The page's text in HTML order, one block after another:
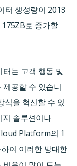
터 생성량이 2018
로 증가할
는 고객 행동 및
공할 수 있습니
식을 혁신할 수 있
지 솔루션이나
Platform의 1
여 이러한 방대한